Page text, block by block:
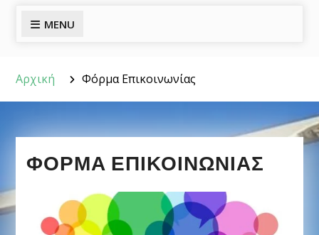
MENU
Αρχική Φόρμα Επικοινωνίας
ΦΌΡΜΑ ΕΠΙΚΟΙΝΩΝΊΑΣ